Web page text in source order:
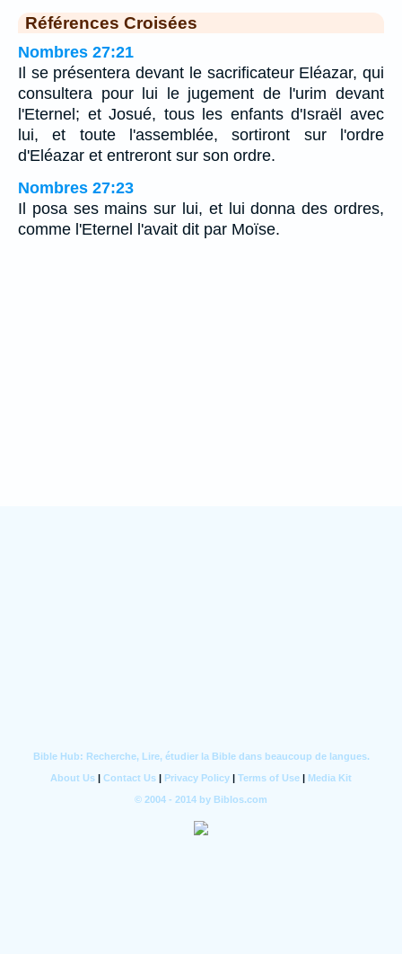
Références Croisées
Nombres 27:21
Il se présentera devant le sacrificateur Eléazar, qui
consultera pour lui le jugement de l'urim devant
l'Eternel; et Josué, tous les enfants d'Israël avec
lui, et toute l'assemblée, sortiront sur l'ordre
d'Eléazar et entreront sur son ordre.
Nombres 27:23
Il posa ses mains sur lui, et lui donna des ordres,
comme l'Eternel l'avait dit par Moïse.